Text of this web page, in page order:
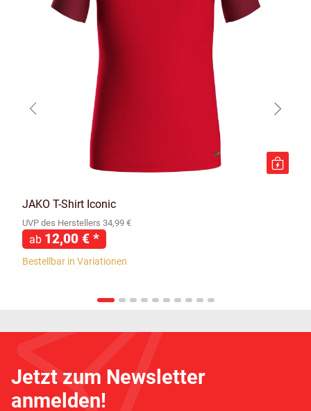
JAKO T-Shirt Iconic
UVP des Herstellers 34,99 €
ab 12,00 € *
Bestellbar in Variationen
Jetzt zum Newsletter
anmelden!